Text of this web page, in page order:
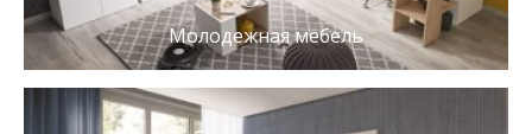
Молодежная мебель